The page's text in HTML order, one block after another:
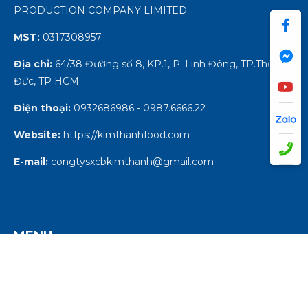
PRODUCTION COMPANY LIMITED
MST: 0317308957
Địa chỉ: 64/38 Đường số 8, KP.1, P. Linh Đông, TP.Thủ
Đức, TP HCM
Điện thoại: 0932686986 - 0987.6666.22
Website: https://kimthanhfood.com
E-mail: congtysxcbkimthanh@gmail.com
MENU